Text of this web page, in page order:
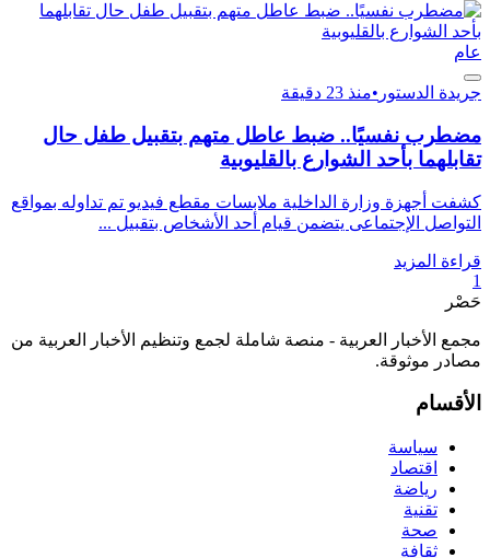
عام
جريدة الدستور •منذ 23 دقيقة
مضطرب نفسيًا.. ضبط عاطل متهم بتقبيل طفل حال
تقابلهما بأحد الشوارع بالقليوبية
كشفت أجهزة وزارة الداخلية ملابسات مقطع فيديو تم تداوله بمواقع
التواصل الإجتماعى يتضمن قيام أحد الأشخاص بتقبيل ...
قراءة المزيد
1
حَصْر
مجمع الأخبار العربية - منصة شاملة لجمع وتنظيم الأخبار العربية من
مصادر موثوقة.
الأقسام
سياسة
اقتصاد
رياضة
تقنية
صحة
ثقافة